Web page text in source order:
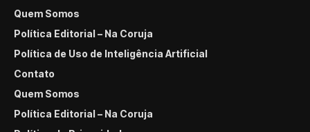
Quem Somos
Política Editorial – Na Coruja
Política de Uso de Inteligência Artificial
Contato
Quem Somos
Política Editorial – Na Coruja